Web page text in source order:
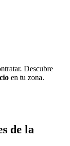
Descubre
en tu zona.
de la